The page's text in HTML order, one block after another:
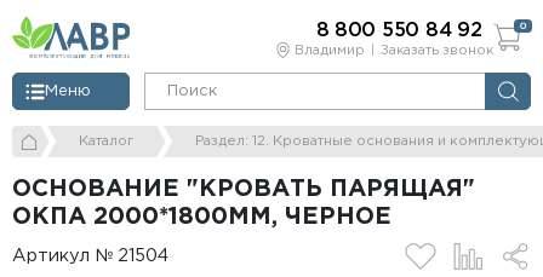
Владимир Заказать звонок
Меню
8 800 550 84 92 0
Каталог Раздел: 12. Кроватные основания и
ОСНОВАНИЕ "КРОВАТЬ ПАРЯЩАЯ"
ОКПА 2000*1800ММ, ЧЕРНОЕ
Артикул № 21504